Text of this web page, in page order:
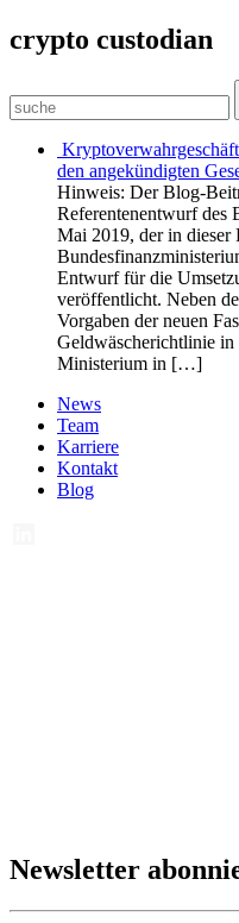
crypto custodian
den angekündigten
Hinweis: Der Blog-
Referentenentwurf des
Mai 2019, der in dieser
Entwurf für die
veröffentlicht. Neben
Vorgaben der neuen
Geldwäscherichtlinie in
Ministerium in […]
News
Team
Karriere
Kontakt
Blog
Newsletter